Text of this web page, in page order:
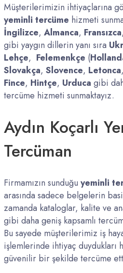
Müşterilerimizin ihtiyaçlarına
yeminli tercüme hizmeti
İngilizce, Almanca, Fransızca,
gibi yaygın dillerin yanı sıra
Lehçe, Felemenkçe (
Slovakça, Slovence, Letonca,
Fince, Hintçe, Urduca gibi
tercüme hizmeti sunmaktayız.
Aydın Koçarlı
Tercüman
Firmamızın sunduğu yeminli
arasında sadece belgelerin
zamanda kataloglar, kalite ve
gibi daha geniş kapsamlı
Bu sayede müşterilerimiz iş
işlemlerinde ihtiyaç duydukları
güvenilir bir şekilde tercüme